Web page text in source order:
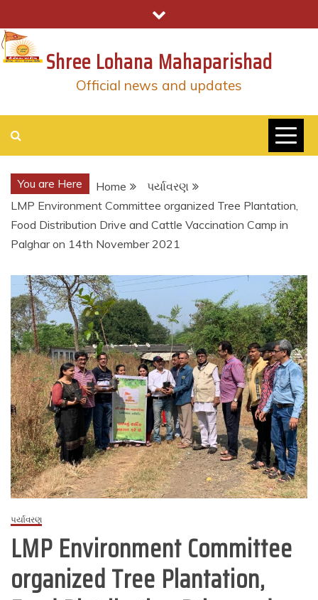
to
content
Shree Lohana Mahaparishad
Official news and updates
You are Here Home
પર્યાવરણ
LMP Environment Committee organized Tree Plantation,
Food Distribution Drive and Cattle Vaccination Camp in
Palghar on 14th November 2021
પર્યાવરણ
LMP Environment Committee
organized Tree Plantation,